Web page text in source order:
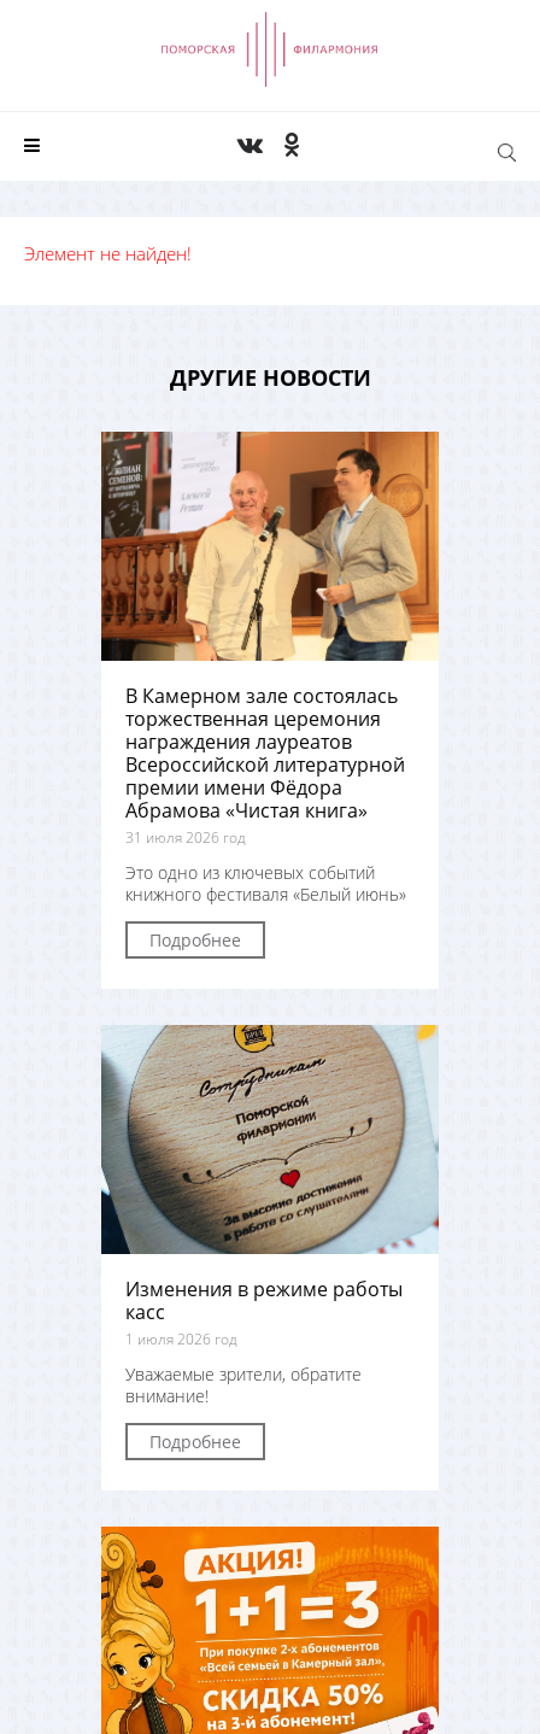
Элемент не найден!
ДРУГИЕ НОВОСТИ
В Камерном зале состоялась
торжественная церемония
награждения лауреатов
Всероссийской литературной
премии имени Фёдора
Абрамова «Чистая книга»
31 июля 2026 год
Это одно из ключевых событий
книжного фестиваля «Белый июнь»
Подробнее
Изменения в режиме работы
касс
1 июля 2026 год
Уважаемые зрители, обратите
внимание!
Подробнее